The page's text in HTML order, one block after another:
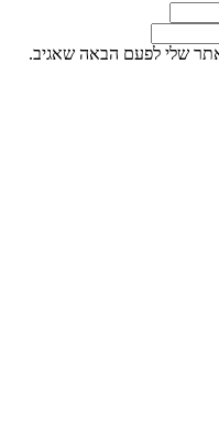
שלי לפעם הבאה שאגיב.